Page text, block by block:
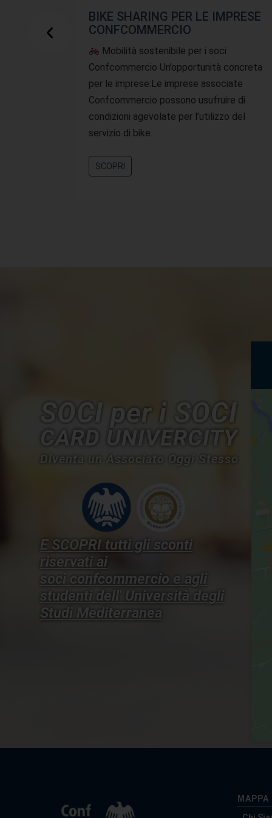
BIKE SHARING PER LE IMPRESE
CONFCOMMERCIO
Mobilità sostenibile per i soci
Confcommercio Un’opportunità concreta
per le imprese:Le imprese associate
Confcommercio possono usufruire di
condizioni agevolate per l’utilizzo del
servizio di bike…
SCOPRI
SOCI per i SOCI
CARD UNIVERCITY
Diventa un Associato Oggi Stesso
E SCOPRI tutti gli sconti
riservati ai
soci confcommercio e agli
studenti dell' Università degli
Studi Mediterranea